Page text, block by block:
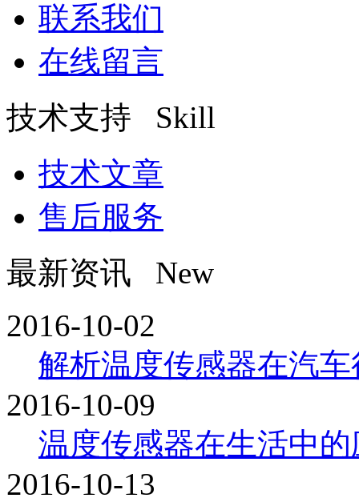
联系我们
在线留言
技术支持 Skill
技术文章
售后服务
最新资讯 New
2016-10-02
解析温度传感器在汽车
2016-10-09
温度传感器在生活中的
2016-10-13